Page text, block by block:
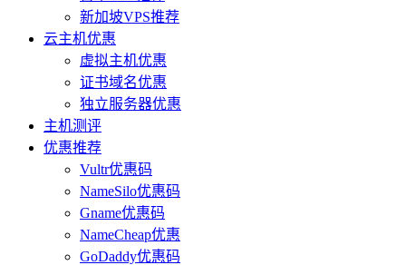
新加坡VPS推荐
云主机优惠
虚拟主机优惠
证书域名优惠
独立服务器优惠
主机测评
优惠推荐
Vultr优惠码
NameSilo优惠码
Gname优惠码
NameCheap优惠
GoDaddy优惠码